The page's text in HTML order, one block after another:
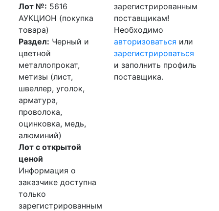
Лот №: 5616
АУКЦИОН (покупка
товара)
Раздел: Черный и
цветной
металлопрокат,
метизы (лист,
швеллер, уголок,
арматура,
проволока,
оцинковка, медь,
алюминий)
Лот с открытой
ценой
Информация о
заказчике доступна
только
зарегистрированным
зарегистрированным
поставщикам!
Необходимо
авторизоваться или
зарегистрироваться
и заполнить профиль
поставщика.